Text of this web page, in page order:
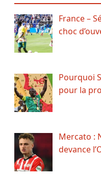
France –
choc
Pourquoi
pour la
Mercato :
devance